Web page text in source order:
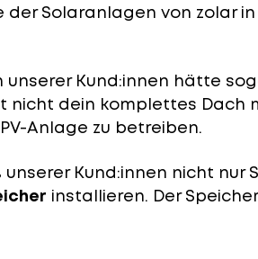
der Solaranlagen von zolar
Kund:innen hätte
nicht dein komplettes Dach
Anlage zu betreiben.
unserer Kund:innen nicht nur
installieren. Der